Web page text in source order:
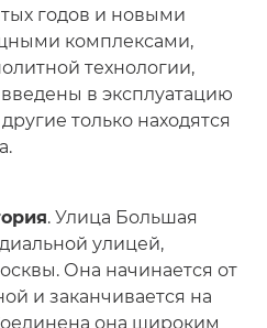
годов и новыми
комплексами,
технологии,
в эксплуатацию
только находятся
. Улица Большая
улицей,
Она начинается от
и заканчивается на
она широким